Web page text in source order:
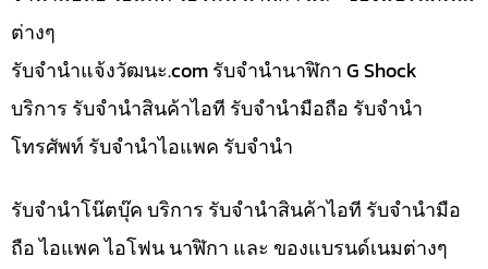
ต่างๆ
รับจํานําแจ้งวัฒนะ.com รับจำนำนาฬิกา G Shock
บริการ รับจำนำสินค้าไอที รับจำนำมือถือ รับจำนำ
โทรศัพท์ รับจำนำไอแพค รับจำนำ
รับจำนำโน๊ตบุ๊ค บริการ รับจำนำสินค้าไอที รับจำนำมือ
ถือ ไอแพค ไอโฟน นาฬิกา และ ของแบรนด์เนมต่างๆ